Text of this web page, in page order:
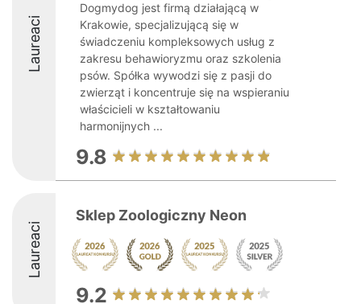
Laureaci
Dogmydog jest firmą działającą w
Krakowie, specjalizującą się w
świadczeniu kompleksowych usług z
zakresu behawioryzmu oraz szkolenia
psów. Spółka wywodzi się z pasji do
zwierząt i koncentruje się na wspieraniu
właścicieli w kształtowaniu
harmonijnych ...
9.8
Laureaci
Sklep Zoologiczny Neon
9.2